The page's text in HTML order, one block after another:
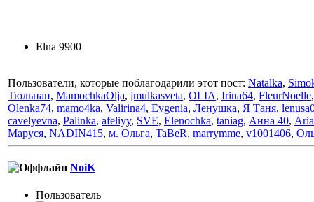
Elna 9900
Пользователи, которые поблагодарили этот пост: Natalka,
Тюльпан, MamochkaOlja, jmulkasveta, OLIA, Irina64, FleurNoelle
Olenka74, mamo4ka, Valirina4, Evgenia, Ленушка, Я Таня,
cavelyevna, Palinka, afeliyy, SVE, Elenochka, taniag, Анна 40,
Маруся, NADIN415, м. Ольга, TaBeR, marrymme, v1001406,
NoiK
Пользовaтeль